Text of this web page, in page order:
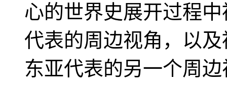
心的世界史展开过程
代表的周边视角，以
东亚代表的另一个周